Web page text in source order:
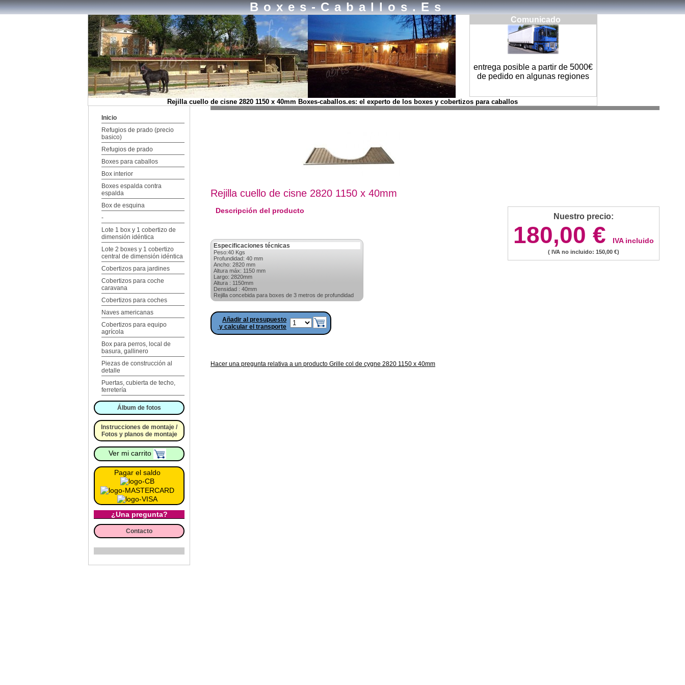
Boxes-Caballos.es
Comunicado
entrega posible a partir de 5000€
de pedido en algunas regiones
Rejilla cuello de cisne 2820 1150 x 40mm Boxes-caballos.es: el experto de los boxes y cobertizos para caballos
Inicio
Refugios de prado (precio
basico)
Refugios de prado
Boxes para caballos
Box interior
Boxes espalda contra
espalda
Box de esquina
-
Lote 1 box y 1 cobertizo de
dimensión idéntica
Lote 2 boxes y 1 cobertizo
central de dimensión idéntica
Cobertizos para jardines
Cobertizos para coche
caravana
Cobertizos para coches
Naves americanas
Cobertizos para equipo
agrícola
Box para perros, local de
basura, gallinero
Piezas de construcción al
detalle
Puertas, cubierta de techo,
ferretería
Álbum de fotos
Instrucciones de montaje /
Fotos y planos de montaje
Ver mi carrito
Pagar el saldo
¿Una pregunta?
Contacto
Rejilla cuello de cisne 2820 1150 x 40mm
Nuestro precio:
180,00 € IVA incluido
( IVA no incluido: 150,00 €)
Descripción del producto
Especificaciones técnicas
Peso:40 Kgs
Profundidad: 40 mm
Ancho: 2820 mm
Altura máx: 1150 mm
Largo: 2820mm
Altura : 1150mm
Densidad : 40mm
Rejilla concebida para boxes de 3 metros de profundidad
Añadir al presupuesto
y calcular el transporte
Hacer una pregunta relativa a un producto Grille col de cygne 2820 1150 x 40mm